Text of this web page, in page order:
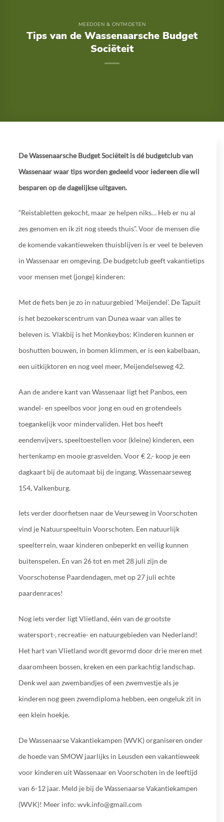
MEEDOEN & ONTMOETEN
Tips van de Wassenaarsche Budget
Sociëteit
De Wassenaarsche Budget Sociëteit is dé budgetclub van
Wassenaar waar tips worden gedeeld voor iedereen die wil
besparen op de dagelijkse uitgaven.
“Reistabletten gekocht, maar ze helpen niks… Heb er nu al
zes genomen en ik zit nog steeds thuis”. Voor de mensen die
de komende vakantieweken thuisblijven is er veel te beleven
in Wassenaar en omgeving. De budgetclub geeft vakantietips
voor mensen met (jonge) kinderen:
Met de fiets ben je zo in natuurgebied ‘Meijendel’. De Tapuit
is het bezoekerscentrum van Dunea waar van alles te
beleven is. Vlakbij is het Monkeybos: Kinderen kunnen er
boshutten bouwen, in bomen klimmen, er is een kabelbaan,
een uitkijktoren en nog veel meer, Meijendelseweg 42.
Aan de andere kant van Wassenaar ligt het Panbos, een
wandel- en speelbos voor jong en oud en grotendeels
toegankelijk voor mindervaliden. Het bos heeft
eendenvijvers, speeltoestellen voor (kleine) kinderen, een
hertenkamp en mooie grasvelden. Voor € 2,- koop je een
dagkaart bij de automaat bij de ingang. Wassenaarseweg
154, Valkenburg.
Iets verder doorfietsen naar de Veurseweg in Voorschoten
vind je Natuurspeeltuin Voorschoten. Een natuurlijk
speelterrein, waar kinderen onbeperkt en veilig kunnen
buitenspelen. En van 26 tot en met 28 juli zijn de
Voorschotense Paardendagen, met op 27 juli echte
paardenraces!
Nog iets verder ligt Vlietland, één van de grootste
watersport-, recreatie- en natuurgebieden van Nederland!
Het hart van Vlietland wordt gevormd door drie meren met
daaromheen bossen, kreken en een parkachtig landschap.
Denk wel aan zwembandjes of een zwemvestje als je
kinderen nog geen zwemdiploma hebben, een ongeluk zit in
een klein hoekje.
De Wassenaarse Vakantiekampen (WVK) organiseren onder
de hoede van SMOW jaarlijks in Leusden een vakantieweek
voor kinderen uit Wassenaar en Voorschoten in de leeftijd
van 6-12 jaar. Meld je bij de Wassenaarse Vakantiekampen
(WVK)! Meer info: wvk.info@gmail.com